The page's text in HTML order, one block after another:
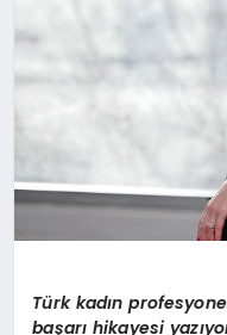
Türk kadın
başarı hikayesi